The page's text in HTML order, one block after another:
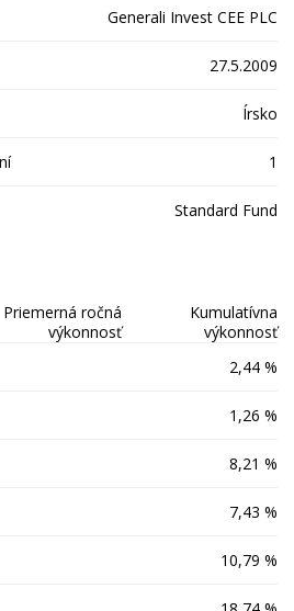
Generali Invest CEE PLC
27.5.2009
Írsko
1
Standard Fund
Priemerná ročná
výkonnosť
Kumulatívna
výkonnosť
2,44 %
1,26 %
8,21 %
7,43 %
10,79 %